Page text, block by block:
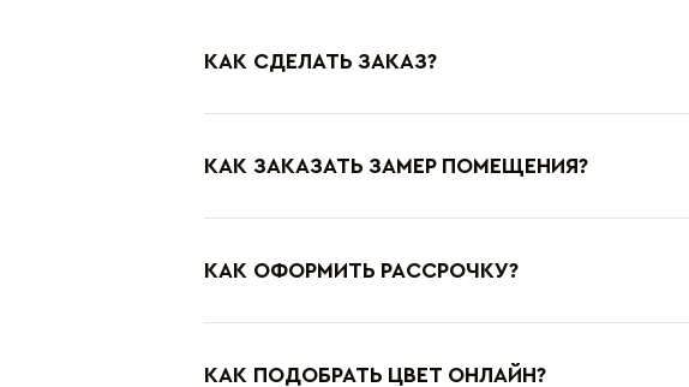
КАК СДЕЛАТЬ ЗАКАЗ?
КАК ЗАКАЗАТЬ ЗАМЕР ПОМЕЩЕНИЯ?
КАК ОФОРМИТЬ РАССРОЧКУ?
КАК ПОДОБРАТЬ ЦВЕТ ОНЛАЙН?